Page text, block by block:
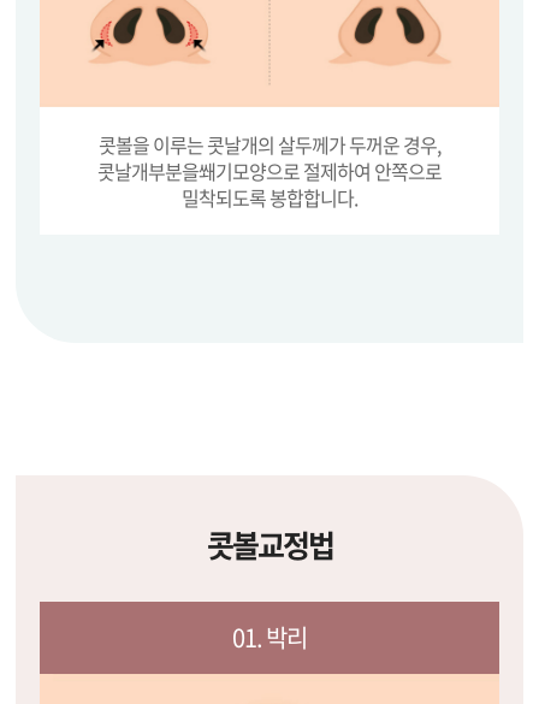
콧볼을 이루는 콧날개의 살두께가 두꺼운 경우,
콧날개부분을쐐기모양으로 절제하여 안쪽으로
밀착되도록 봉합합니다.
콧볼교정법
01. 박리